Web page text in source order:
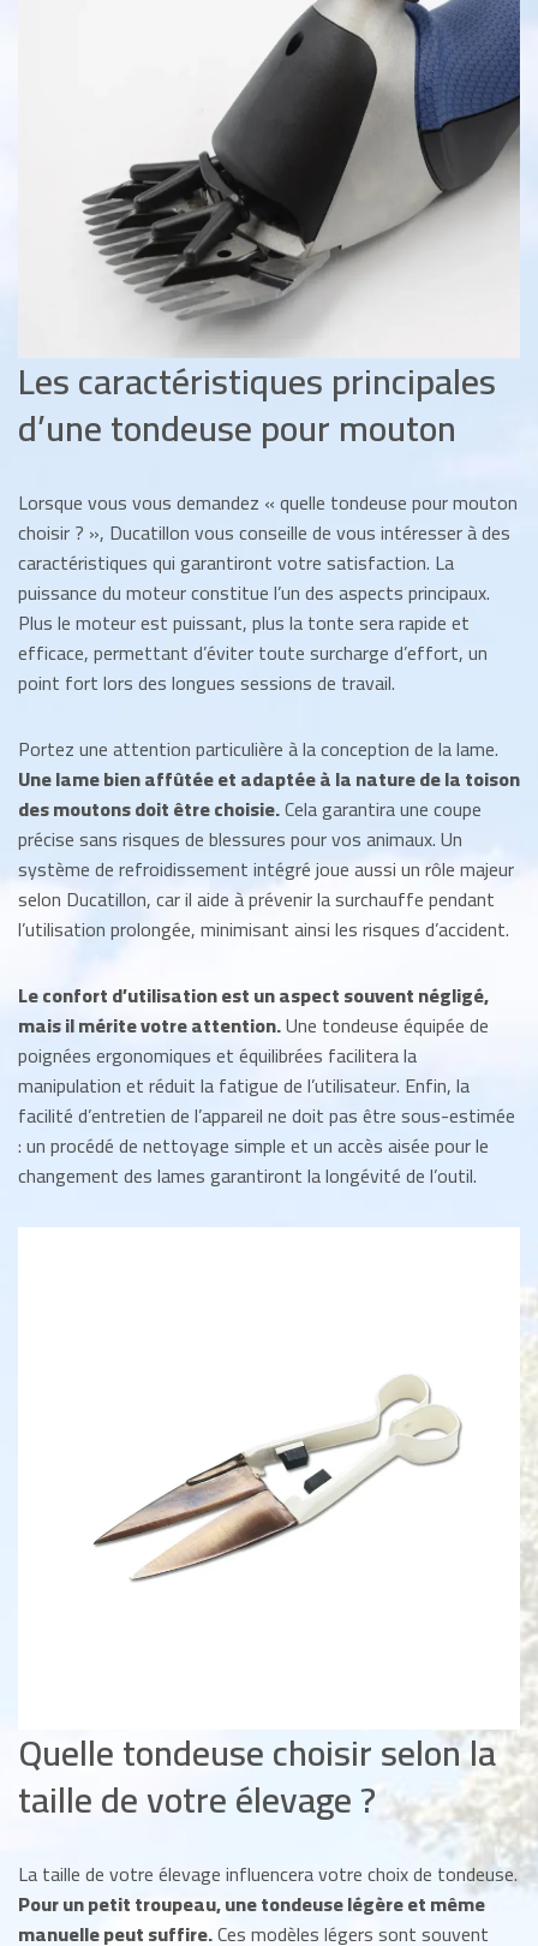
Les caractéristiques principales
d’une tondeuse pour mouton
Lorsque vous vous demandez « quelle tondeuse pour mouton
choisir ? », Ducatillon vous conseille de vous intéresser à des
caractéristiques qui garantiront votre satisfaction. La
puissance du moteur constitue l’un des aspects principaux.
Plus le moteur est puissant, plus la tonte sera rapide et
efficace, permettant d’éviter toute surcharge d’effort, un
point fort lors des longues sessions de travail.
Portez une attention particulière à la conception de la lame.
Une lame bien affûtée et adaptée à la nature de la toison
des moutons doit être choisie.Cela garantira une coupe
précise sans risques de blessures pour vos animaux. Un
système de refroidissement intégré joue aussi un rôle majeur
selon Ducatillon, car il aide à prévenir la surchauffe pendant
l’utilisation prolongée, minimisant ainsi les risques d’accident.
Le confort d’utilisation est un aspect souvent négligé,
mais il mérite votre attention.Une tondeuse équipée de
poignées ergonomiques et équilibrées facilitera la
manipulation et réduit la fatigue de l’utilisateur. Enfin, la
facilité d’entretien de l’appareil ne doit pas être sous-estimée
: un procédé de nettoyage simple et un accès aisée pour le
changement des lames garantiront la longévité de l’outil.
Quelle tondeuse choisir selon la
taille de votre élevage ?
La taille de votre élevage influencera votre choix de tondeuse.
Pour un petit troupeau, une tondeuse légère et même
manuelle peut suffire.Ces modèles légers sont souvent